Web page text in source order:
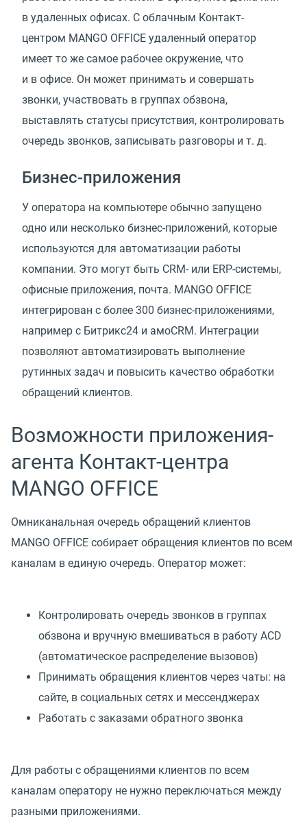
в удаленных офисах. С облачным Контакт-
центром MANGO OFFICE удаленный оператор
имеет то же самое рабочее окружение, что
и в офисе. Он может принимать и совершать
звонки, участвовать в группах обзвона,
выставлять статусы присутствия, контролировать
очередь звонков, записывать разговоры и т. д.
Бизнес-приложения
У оператора на компьютере обычно запущено
одно или несколько бизнес-приложений, которые
используются для автоматизации работы
компании. Это могут быть CRM- или ERP-системы,
офисные приложения, почта. MANGO OFFICE
интегрирован с более 300 бизнес-приложениями,
например с Битрикс24 и амоCRM. Интеграции
позволяют автоматизировать выполнение
рутинных задач и повысить качество обработки
обращений клиентов.
Возможности приложения-
агента Контакт-центра
MANGO OFFICE
Омниканальная очередь обращений клиентов
MANGO OFFICE собирает обращения клиентов по всем
каналам в единую очередь. Оператор может:
Контролировать очередь звонков в группах
обзвона и вручную вмешиваться в работу ACD
(автоматическое распределение вызовов)
Принимать обращения клиентов через чаты: на
сайте, в социальных сетях и мессенджерах
Работать с заказами обратного звонка
Для работы с обращениями клиентов по всем
каналам оператору не нужно переключаться между
разными приложениями.